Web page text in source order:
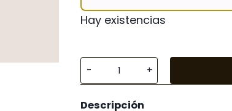
Hay existencias
Oleoderm
cápsulas
Descripción